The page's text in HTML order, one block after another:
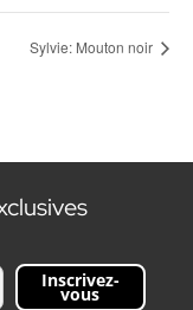
Sylvie: Mouton noir
Inscrivez-
vous